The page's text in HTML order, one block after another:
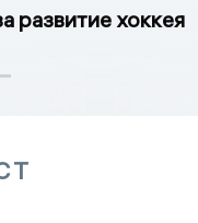
развитие хоккея